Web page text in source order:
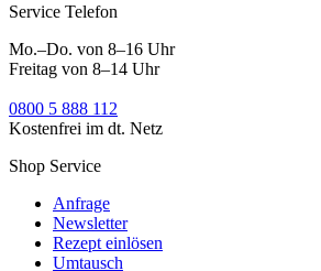
Service Telefon
Mo.–Do. von 8–16 Uhr
Freitag von 8–14 Uhr
0800 5 888 112
Kostenfrei im dt. Netz
Shop Service
Anfrage
Newsletter
Rezept einlösen
Umtausch